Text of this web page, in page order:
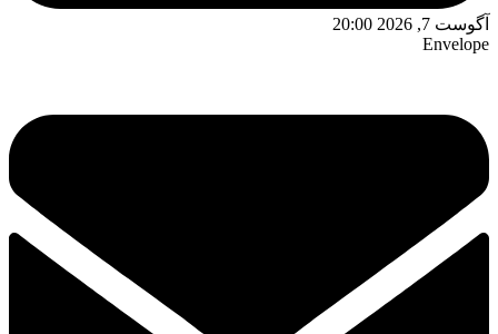
آگوست 7, 2026 20:00
Envelope